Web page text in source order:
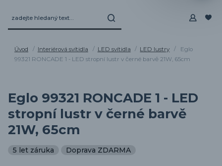
Úvod Interiérová svítidla LED svítidla LED lustry
Eglo
99321 RONCADE 1 - LED stropní lustr v černé barvě 21W, 65cm
Eglo 99321 RONCADE 1 - LED
stropní lustr v černé barvě
21W, 65cm
5 let záruka Doprava ZDARMA